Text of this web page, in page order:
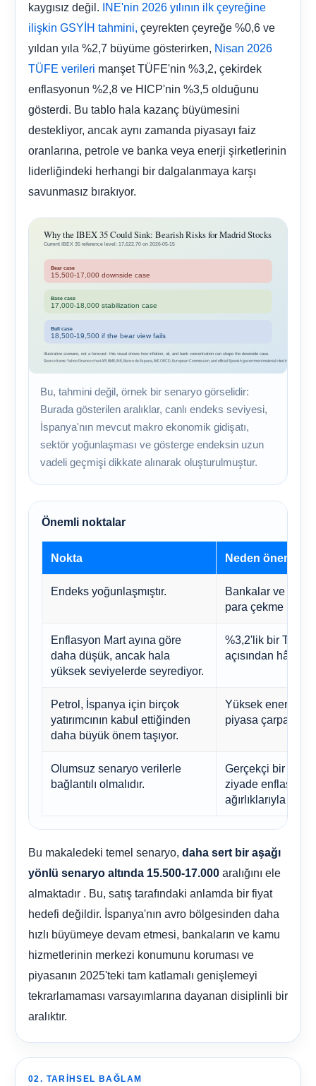
kaygısız değil.
INE'nin 2026 yılının ilk çeyreğine
ilişkin GSYİH tahmini, çeyrekten çeyreğe %0,6 ve
yıldan yıla %2,7 büyüme gösterirken, Nisan 2026
TÜFE verileri manşet TÜFE'nin %3,2, çekirdek
enflasyonun %2,8 ve HICP'nin %3,5 olduğunu
gösterdi. Bu tablo hala kazanç büyümesini
destekliyor, ancak aynı zamanda piyasayı faiz
oranlarına, petrole ve banka veya enerji şirketlerinin
liderliğindeki herhangi bir dalgalanmaya karşı
savunmasız bırakıyor.
Bu, tahmini değil, örnek bir senaryo görselidir:
Burada gösterilen aralıklar, canlı endeks seviyesi,
İspanya'nın mevcut makro ekonomik gidişatı,
sektör yoğunlaşması ve gösterge endeksin uzun
vadeli geçmişi dikkate alınarak oluşturulmuştur.
Önemli noktalar
Nokta Neden önemli?
Endeks yoğunlaşmıştır.
Bankalar ve
para çekme
Enflasyon Mart ayına göre
daha düşük, ancak hala
yüksek seviyelerde seyrediyor.
%3,2'lik bir TÜFE
açısından hâlâ
Petrol, İspanya için birçok
yatırımcının kabul ettiğinden
daha büyük önem taşıyor.
Yüksek enerji
piyasa
Olumsuz senaryo verilerle
bağlantılı olmalıdır.
Gerçekçi bir
ziyade enflasyon,
ağırlıklarıyla
Bu makaledeki temel senaryo, daha sert bir aşağı
yönlü senaryo altında 15.500-17.000 aralığını ele
almaktadır . Bu, satış tarafındaki anlamda bir fiyat
hedefi değildir. İspanya'nın avro bölgesinden daha
hızlı büyümeye devam etmesi, bankaların ve kamu
hizmetlerinin merkezi konumunu koruması ve
piyasanın 2025'teki tam katlamalı genişlemeyi
tekrarlamaması varsayımlarına dayanan disiplinli bir
aralıktır.
02. TARIHSEL BAĞLAM